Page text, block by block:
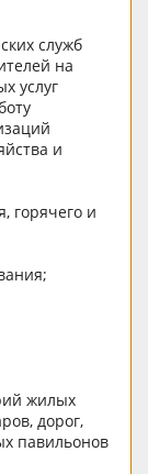
служб
на
услуг
и
горячего и
жилых
дорог,
павильонов